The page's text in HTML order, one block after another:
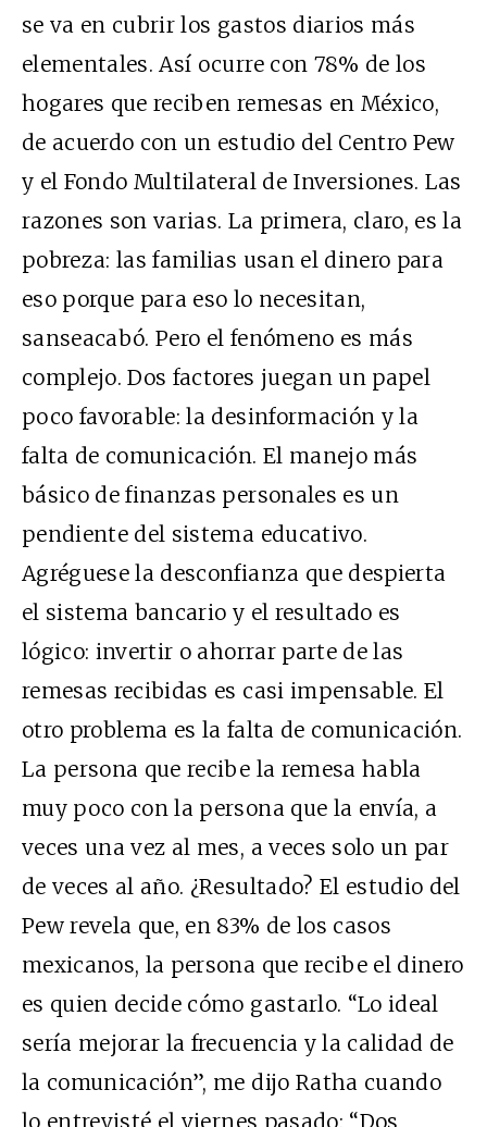
se va en cubrir los gastos diarios más
elementales. Así ocurre con 78% de los
hogares que reciben remesas en México,
de acuerdo con un estudio del Centro Pew
y el Fondo Multilateral de Inversiones. Las
razones son varias. La primera, claro, es la
pobreza: las familias usan el dinero para
eso porque para eso lo necesitan,
sanseacabó. Pero el fenómeno es más
complejo. Dos factores juegan un papel
poco favorable: la desinformación y la
falta de comunicación. El manejo más
básico de finanzas personales es un
pendiente del sistema educativo.
Agréguese la desconfianza que despierta
el sistema bancario y el resultado es
lógico: invertir o ahorrar parte de las
remesas recibidas es casi impensable. El
otro problema es la falta de comunicación.
La persona que recibe la remesa habla
muy poco con la persona que la envía, a
veces una vez al mes, a veces solo un par
de veces al año. ¿Resultado? El estudio del
Pew revela que, en 83% de los casos
mexicanos, la persona que recibe el dinero
es quien decide cómo gastarlo. “Lo ideal
sería mejorar la frecuencia y la calidad de
la comunicación”, me dijo Ratha cuando
lo entrevisté el viernes pasado: “Dos